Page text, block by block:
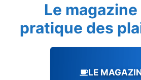
Le magazine
pratique des
LE